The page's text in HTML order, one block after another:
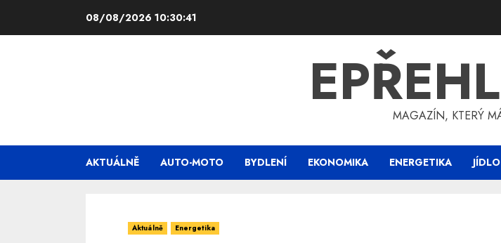
08/08/2026 10:30:42
MAGAZÍN, KTERÝ
AKTUÁLNĚ AUTO-MOTO BYDLENÍ EKONOMIKA ENERGETIKA JÍDLO
Aktuálně Energetika